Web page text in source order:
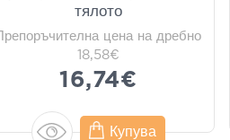
тялото
Препоръчителна цена на дребно
18,58€
16,74€
Купува